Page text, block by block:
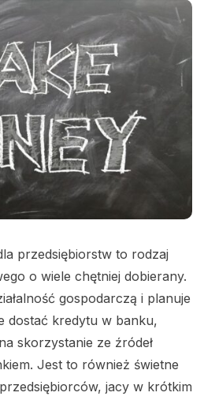
przedsiębiorstw to rodzaj
o wiele chętniej dobierany.
gospodarczą i planuje
dostać kredytu w banku,
skorzystanie ze źródeł
Jest to również świetne
jacy w krótkim